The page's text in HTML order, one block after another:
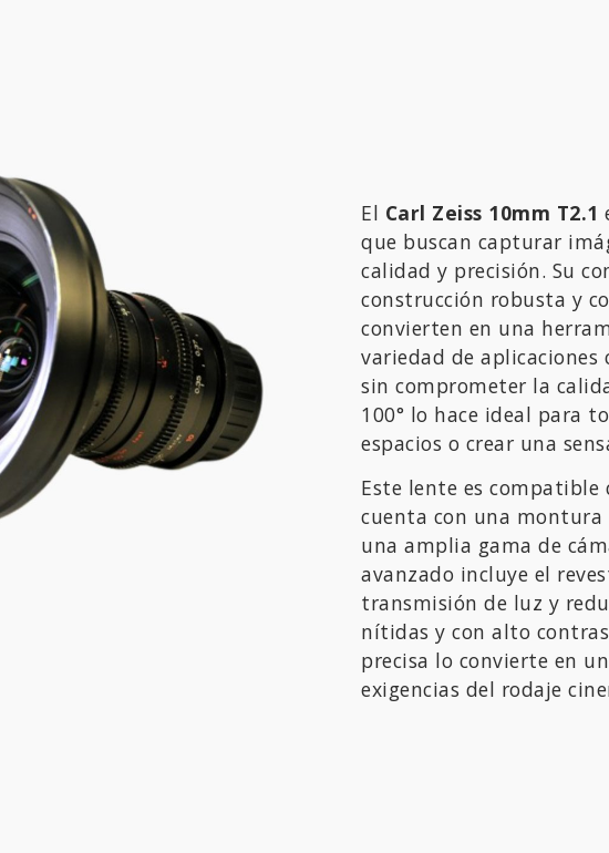
El Carl Zeiss 10mm T2.1
que buscan capturar
calidad y precisión. Su
construcción robusta y
convierten en una
variedad de aplicaciones
sin comprometer la
100° lo hace ideal para
espacios o crear una
Este lente es compatible
cuenta con una
una amplia gama de
avanzado incluye el
transmisión de luz y
nítidas y con alto
precisa lo convierte en
exigencias del rodaje